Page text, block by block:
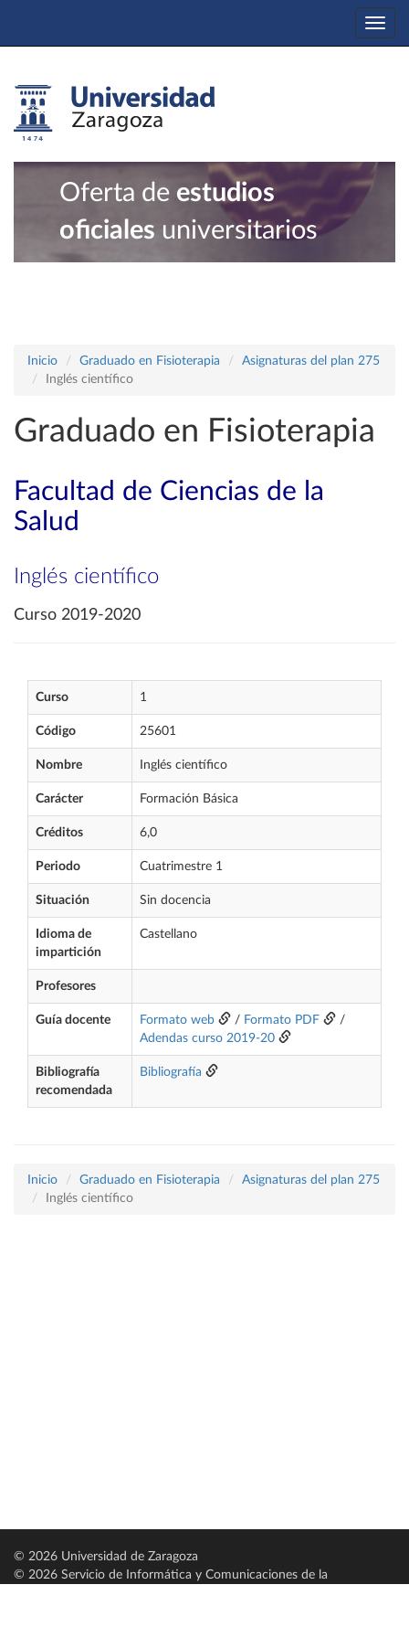
Oferta de estudios
oficiales universitarios
Inicio Graduado en Fisioterapia
Asignaturas del plan 275
Inglés científico
Graduado en Fisioterapia
Facultad de Ciencias de la
Salud
Inglés científico
Curso 2019-2020
Curso 1
Código 25601
Nombre Inglés científico
Carácter Formación Básica
Créditos 6,0
Periodo Cuatrimestre 1
Situación Sin docencia
Idioma de
impartición
Castellano
Profesores
Guía docente Formato web / Formato PDF
/
Adendas curso 2019-20
Bibliografía
recomendada
Bibliografía
Inicio Graduado en Fisioterapia
Asignaturas del plan 275
Inglés científico
© 2026 Universidad de Zaragoza
© 2026 Servicio de Informática y Comunicaciones de la